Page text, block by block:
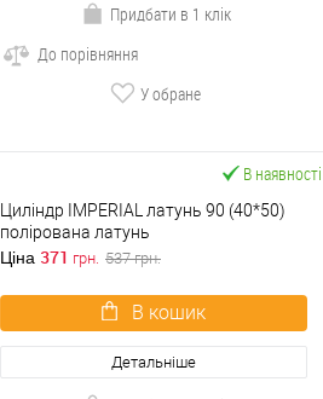
Придбати в 1 клік
До порівняння
У обране
В наявності
Циліндр IMPERIAL латунь 90 (40*50)
полірована латунь
Ціна 371 грн. 537грн.
В кошик
Детальніше